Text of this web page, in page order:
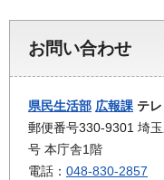
お問い合わせ
県民生活部 広報課 テ
郵便番号330-9301 埼
号 本庁舎1階
電話： 048-830-2857